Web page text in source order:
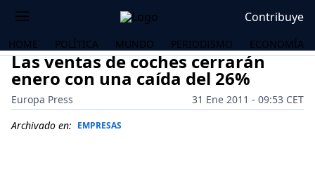
Contribuye
HOME POLÍTICA MUNDO PERIODISMO ECONOMÍA
Las ventas de coches cerrarán
enero con una caída del 26%
Europa Press
31 Ene 2011 - 09:53 CET
Archivado en: EMPRESAS